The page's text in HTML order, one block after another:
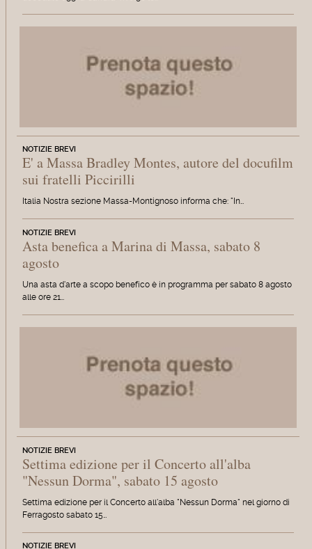
NOTIZIE BREVI
E' a Massa Bradley Montes, autore del docufilm
sui fratelli Piccirilli
Italia Nostra sezione Massa-Montignoso informa che: "In…
NOTIZIE BREVI
Asta benefica a Marina di Massa, sabato 8
agosto
Una asta d'arte a scopo benefico è in programma per sabato 8 agosto
alle ore 21…
NOTIZIE BREVI
Settima edizione per il Concerto all'alba
"Nessun Dorma", sabato 15 agosto
Settima edizione per il Concerto all'alba "Nessun Dorma" nel giorno di
Ferragosto sabato 15…
NOTIZIE BREVI